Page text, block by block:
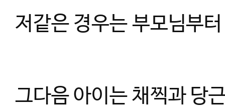
저같은 경우는 부모님부
그다음 아이는 채찍과 당